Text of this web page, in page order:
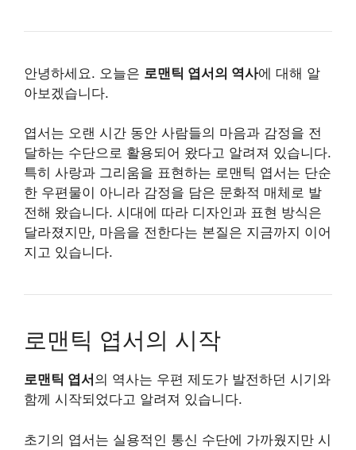
안녕하세요. 오늘은 로맨틱 엽서의 역사에 대해 알
아보겠습니다.
엽서는 오랜 시간 동안 사람들의 마음과 감정을 전
달하는 수단으로 활용되어 왔다고 알려져 있습니다.
특히 사랑과 그리움을 표현하는 로맨틱 엽서는 단순
한 우편물이 아니라 감정을 담은 문화적 매체로 발
전해 왔습니다. 시대에 따라 디자인과 표현 방식은
달라졌지만, 마음을 전한다는 본질은 지금까지 이어
지고 있습니다.
로맨틱 엽서의 시작
로맨틱 엽서 의 역사는 우편 제도가 발전하던 시기와
함께 시작되었다고 알려져 있습니다.
초기의 엽서는 실용적인 통신 수단에 가까웠지만 시